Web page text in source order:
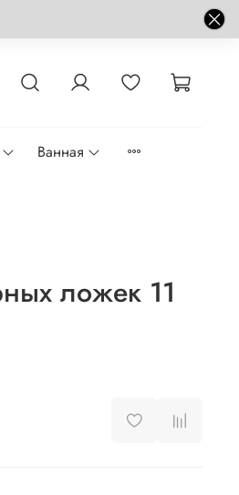
Ванная
ложек 11